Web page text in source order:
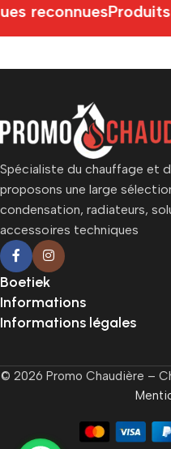
reconnues
Spécialiste du chauffage et
proposons une large
condensation, radiateurs,
accessoires techniques
Boetiek
Informations
Informations légales
© 2026 Promo Chaudière –